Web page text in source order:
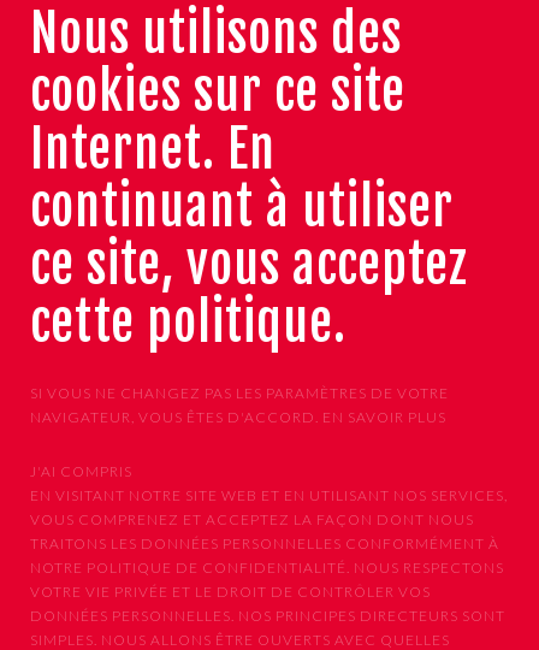
Nous utilisons des
cookies sur ce site
Internet. En
continuant à utiliser
ce site, vous acceptez
cette politique.
SI VOUS NE CHANGEZ PAS LES PARAMÈTRES DE VOTRE
NAVIGATEUR, VOUS ÊTES D'ACCORD. EN SAVOIR PLUS
J'AI COMPRIS
EN VISITANT NOTRE SITE WEB ET EN UTILISANT NOS SERVICES,
VOUS COMPRENEZ ET ACCEPTEZ LA FAÇON DONT NOUS
TRAITONS LES DONNÉES PERSONNELLES CONFORMÉMENT À
NOTRE POLITIQUE DE CONFIDENTIALITÉ. NOUS RESPECTONS
VOTRE VIE PRIVÉE ET LE DROIT DE CONTRÔLER VOS
DONNÉES PERSONNELLES. NOS PRINCIPES DIRECTEURS SONT
SIMPLES. NOUS ALLONS ÊTRE OUVERTS AVEC QUELLES